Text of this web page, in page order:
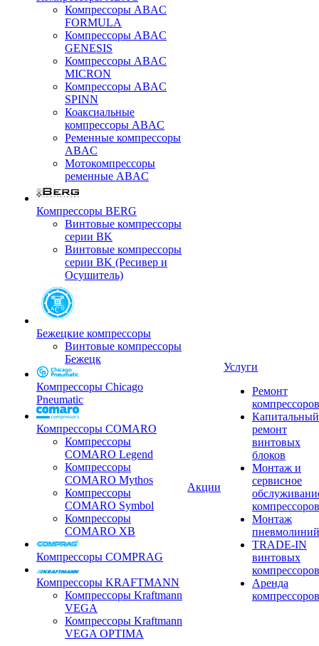
Компрессоры ABAC
FORMULA
Компрессоры ABAC
GENESIS
Компрессоры ABAC
MICRON
Компрессоры ABAC
SPINN
Коаксиальные
компрессоры ABAC
Ременные компрессоры
ABAC
Мотокомпрессоры
ременные ABAC
Компрессоры BERG
Винтовые компрессоры
серии BK
Винтовые компрессоры
серии BK (Ресивер и
Осушитель)
Бежецкие компрессоры
Винтовые компрессоры
Бежецк
Компрессоры Chicago
Pneumatic
Компрессоры COMARO
Компрессоры
COMARO Legend
Компрессоры
COMARO Mythos
Компрессоры
COMARO Symbol
Компрессоры
COMARO XB
Компрессоры COMPRAG
Компрессоры KRAFTMANN
Компрессоры Kraftmann
VEGA
Компрессоры Kraftmann
VEGA OPTIMA
Акции
Услуги
Ремонт
компрессоров
Капитальный
ремонт
винтовых
блоков
Монтаж и
сервисное
компрессоров
Монтаж
пневмолиний
TRADE-IN
винтовых
компрессоров
Аренда
компрессоров